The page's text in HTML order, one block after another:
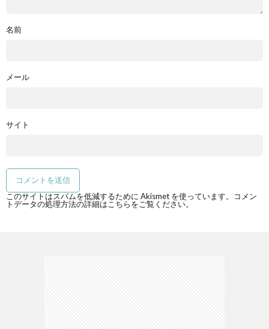
名前
メール
サイト
このサイトはスパムを低減するために Akismet を使っています。
コメン
トデータの処理方法の詳細はこちらをご覧ください。